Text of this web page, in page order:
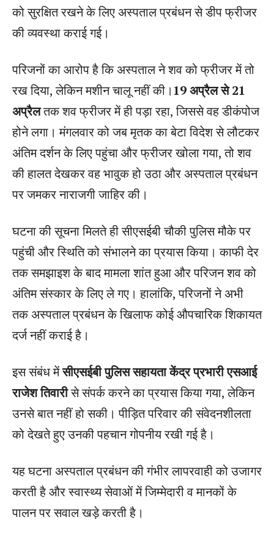
को सुरक्षित रखने के लिए अस्पताल प्रबंधन से डीप फ्रीजर
की व्यवस्था कराई गई।
परिजनों का आरोप है कि अस्पताल ने शव को फ्रीजर में तो
रख दिया, लेकिन मशीन चालू नहीं की।19 अप्रैल से 21
अप्रैलतक शव फ्रीजर में ही पड़ा रहा, जिससे वह डीकंपोज
होने लगा। मंगलवार को जब मृतक का बेटा विदेश से लौटकर
अंतिम दर्शन के लिए पहुंचा और फ्रीजर खोला गया, तो शव
की हालत देखकर वह भावुक हो उठा और अस्पताल प्रबंधन
पर जमकर नाराजगी जाहिर की।
घटना की सूचना मिलते ही सीएसईबी चौकी पुलिस मौके पर
पहुंची और स्थिति को संभालने का प्रयास किया। काफी देर
तक समझाइश के बाद मामला शांत हुआ और परिजन शव को
अंतिम संस्कार के लिए ले गए। हालांकि, परिजनों ने अभी
तक अस्पताल प्रबंधन के खिलाफ कोई औपचारिक शिकायत
दर्ज नहीं कराई है।
इस संबंध मेंसीएसईबी पुलिस सहायता केंद्र प्रभारी एसआई
राजेश तिवारीसे संपर्क करने का प्रयास किया गया, लेकिन
उनसे बात नहीं हो सकी। पीड़ित परिवार की संवेदनशीलता
को देखते हुए उनकी पहचान गोपनीय रखी गई है।
यह घटना अस्पताल प्रबंधन की गंभीर लापरवाही को उजागर
करती है और स्वास्थ्य सेवाओं में जिम्मेदारी व मानकों के
पालन पर सवाल खड़े करती है।